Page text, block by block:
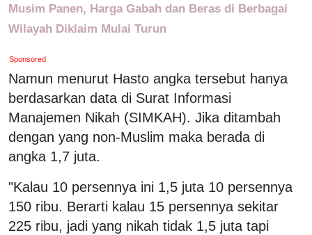
Musim Panen, Harga Gabah dan Beras di Berbagai
Wilayah Diklaim Mulai Turun
Sponsored
Namun menurut Hasto angka tersebut hanya
berdasarkan data di Surat Informasi
Manajemen Nikah (SIMKAH). Jika ditambah
dengan yang non-Muslim maka berada di
angka 1,7 juta.
"Kalau 10 persennya ini 1,5 juta 10 persennya
150 ribu. Berarti kalau 15 persennya sekitar
225 ribu, jadi yang nikah tidak 1,5 juta tapi